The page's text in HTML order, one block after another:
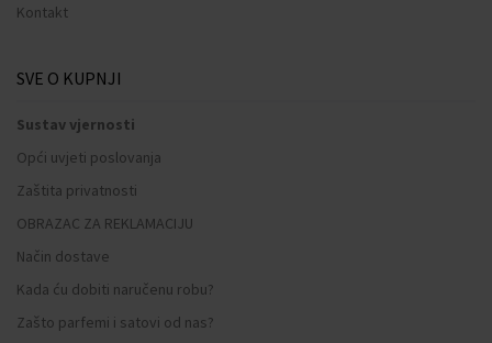
Kontakt
SVE O KUPNJI
Sustav vjernosti
Opći uvjeti poslovanja
Zaštita privatnosti
OBRAZAC ZA REKLAMACIJU
Način dostave
Kada ću dobiti naručenu robu?
Zašto parfemi i satovi od nas?